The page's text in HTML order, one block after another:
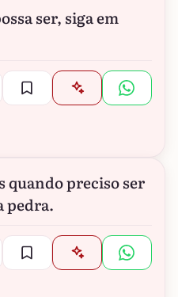
ser, siga em
quando preciso ser
pedra.